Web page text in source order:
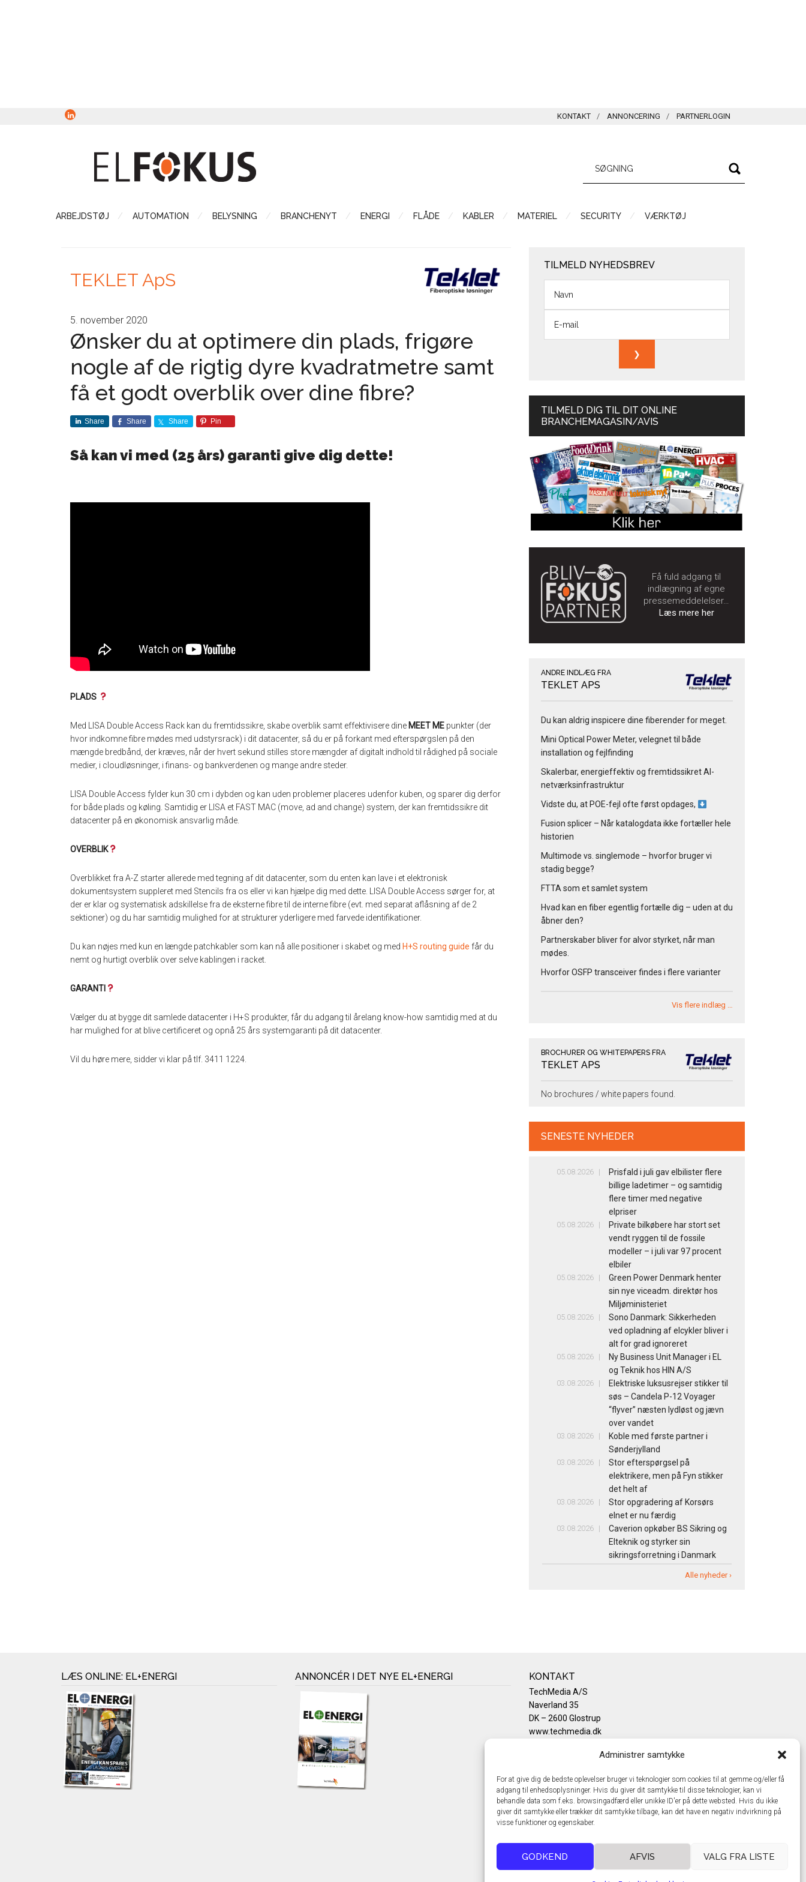
Administrer samtykke
For at give dig de bedste oplevelser bruger vi teknologier som cookies til at gemme og/eller få
adgang til enhedsoplysninger. Hvis du giver dit samtykke til disse teknologier, kan vi
behandle data som f.eks. browsingadfærd eller unikke ID'er på dette websted. Hvis du ikke
giver dit samtykke eller trækker dit samtykke tilbage, kan det have en negativ indvirkning på
visse funktioner og egenskaber.
GODKEND AFVIS VALG FRA LISTE
KONTAKT ANNONCERING PARTNERLOGIN
ARBEJDSTØJ AUTOMATION BELYSNING BRANCHENYT ENERGI FLÅDE KABLER MATERIEL SECURITY VÆRKTØJ
TEKLET ApS
5. november 2020
Ønsker du at optimere din plads, frigøre
nogle af de rigtig dyre kvadratmetre samt
få et godt overblik over dine fibre?
Share Share Share Pin
Så kan vi med (25 års) garanti give dig dette!
PLADS
Med LISA Double Access Rack kan du fremtidssikre, skabe overblik samt effektivisere dine MEET ME punkter (der
hvor indkomne fibre mødes med udstyrsrack) i dit datacenter, så du er på forkant med efterspørgslen på den
mængde bredbånd, der kræves, når der hvert sekund stilles store mængder af digitalt indhold til rådighed på sociale
medier, i cloudløsninger, i finans- og bankverdenen og mange andre steder.
LISA Double Access fylder kun 30 cm i dybden og kan uden problemer placeres udenfor kuben, og sparer dig derfor
for både plads og køling. Samtidig er LISA et FAST MAC (move, ad and change) system, der kan fremtidssikre dit
datacenter på en økonomisk ansvarlig måde.
OVERBLIK
Overblikket fra A-Z starter allerede med tegning af dit datacenter, som du enten kan lave i et elektronisk
dokumentsystem suppleret med Stencils fra os eller vi kan hjælpe dig med dette. LISA Double Access sørger for, at
der er klar og systematisk adskillelse fra de eksterne fibre til de interne fibre (evt. med separat aflåsning af de 2
sektioner) og du har samtidig mulighed for at strukturer yderligere med farvede identifikationer.
Du kan nøjes med kun en længde patchkabler som kan nå alle positioner i skabet og med H+S routing guide får du
nemt og hurtigt overblik over selve kablingen i racket.
GARANTI
Vælger du at bygge dit samlede datacenter i H+S produkter, får du adgang til årelang know-how samtidig med at du
har mulighed for at blive certificeret og opnå 25 års systemgaranti på dit datacenter.
Vil du høre mere, sidder vi klar på tlf. 3411 1224.
TILMELD NYHEDSBREV
TILMELD DIG TIL DIT ONLINE
BRANCHEMAGASIN/AVIS
Få fuld adgang til
indlægning af egne
pressemeddelelser…
Læs mere her
ANDRE INDLÆG FRA
TEKLET APS
Du kan aldrig inspicere dine fiberender for meget.
Mini Optical Power Meter, velegnet til både
installation og fejlfinding
Skalerbar, energieffektiv og fremtidssikret AI-
netværksinfrastruktur
Vidste du, at POE-fejl ofte først opdages,
Fusion splicer – Når katalogdata ikke fortæller hele
historien
Multimode vs. singlemode – hvorfor bruger vi
stadig begge?
FTTA som et samlet system
Hvad kan en fiber egentlig fortælle dig – uden at du
åbner den?
Partnerskaber bliver for alvor styrket, når man
mødes.
Hvorfor OSFP transceiver findes i flere varianter
Vis flere indlæg …
BROCHURER OG WHITEPAPERS FRA
TEKLET APS
No brochures / white papers found.
SENESTE NYHEDER
05.08.2026
Prisfald i juli gav elbilister flere
billige ladetimer – og samtidig
flere timer med negative
elpriser
05.08.2026
Private bilkøbere har stort set
vendt ryggen til de fossile
modeller – i juli var 97 procent
elbiler
05.08.2026
Green Power Denmark henter
sin nye viceadm. direktør hos
Miljøministeriet
05.08.2026
Sono Danmark: Sikkerheden
ved opladning af elcykler bliver i
alt for grad ignoreret
05.08.2026
Ny Business Unit Manager i EL
og Teknik hos HIN A/S
03.08.2026
Elektriske luksusrejser stikker til
søs – Candela P-12 Voyager
“flyver” næsten lydløst og jævn
over vandet
03.08.2026
Koble med første partner i
Sønderjylland
03.08.2026
Stor efterspørgsel på
elektrikere, men på Fyn stikker
det helt af
03.08.2026
Stor opgradering af Korsørs
elnet er nu færdig
03.08.2026
Caverion opkøber BS Sikring og
Elteknik og styrker sin
sikringsforretning i Danmark
Alle nyheder ›
LÆS ONLINE: EL+ENERGI ANNONCÉR I DET NYE EL+ENERGI KONTAKT
TechMedia A/S
Naverland 35
DK – 2600 Glostrup
www.techmedia.dk
info@techmedia.dk
Cookiepolitik